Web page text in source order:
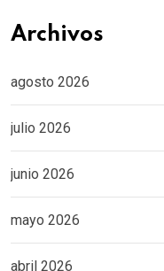
Archivos
agosto 2026
julio 2026
junio 2026
mayo 2026
abril 2026